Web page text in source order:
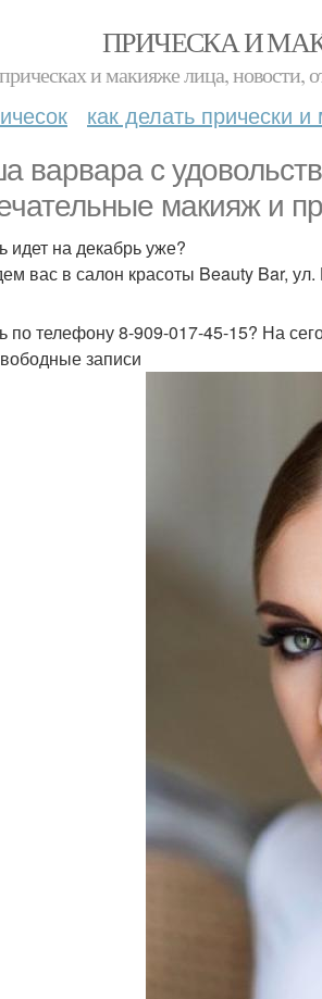
ПРИЧЕСКА И
и макияже лица, новости,
как делать прически
варвара с
макияж и
идет на декабрь уже?
вас в салон красоты Beauty Bar, ул.
по телефону 8-909-017-45-15? На
записи